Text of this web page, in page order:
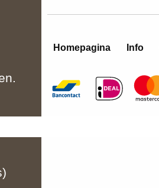
Homepagina Info